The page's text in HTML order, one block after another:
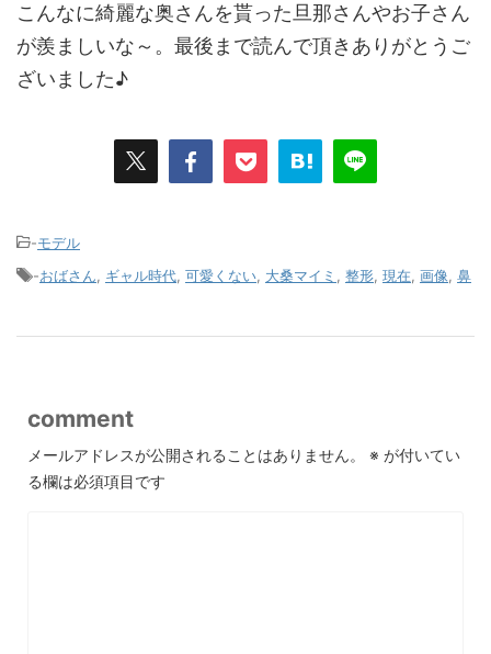
こんなに綺麗な奥さんを貰った旦那さんやお子さん
が羨ましいな～。最後まで読んで頂きありがとうご
ざいました♪
-モデル
-おばさん ギャル時代 可愛くない 大桑マイミ 整形 現在 画像 鼻
comment
メールアドレスが公開されることはありません。 ※ が付いてい
る欄は必須項目です